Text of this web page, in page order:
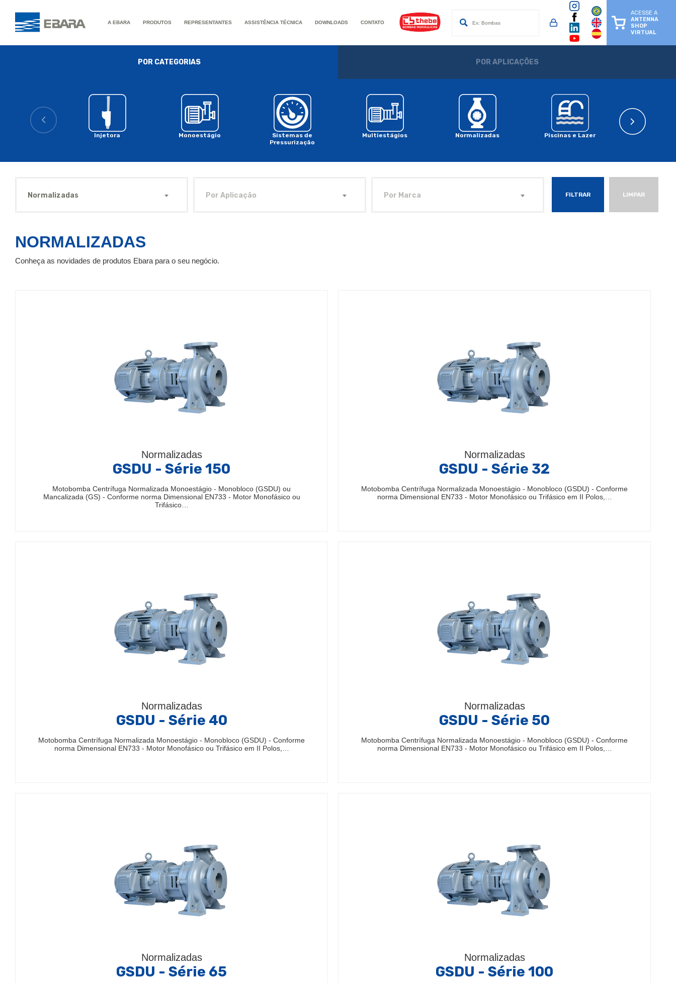
A EBARA PRODUTOS REPRESENTANTES ASSISTÊNCIA TÉCNICA DOWNLOADS CONTATO
ACESSE A
ANTENNA
SHOP
VIRTUAL
POR CATEGORIAS POR APLICAÇÕES
Injetora Monoestágio
Sistemas de
Pressurização
Multiestágios Normalizadas Piscinas e Lazer Sistema Solar
Normalizadas Por Aplicação Por Marca FILTRAR LIMPAR
NORMALIZADAS
Conheça as novidades de produtos Ebara para o seu negócio.
Normalizadas
GSDU - Série 150
Motobomba Centrífuga Normalizada Monoestágio - Monobloco (GSDU) ou
Mancalizada (GS) - Conforme norma Dimensional EN733 - Motor Monofásico ou
Trifásico…
Normalizadas
GSDU - Série 32
Motobomba Centrífuga Normalizada Monoestágio - Monobloco (GSDU) - Conforme
norma Dimensional EN733 - Motor Monofásico ou Trifásico em II Polos,…
Normalizadas
GSDU - Série 40
Motobomba Centrífuga Normalizada Monoestágio - Monobloco (GSDU) - Conforme
norma Dimensional EN733 - Motor Monofásico ou Trifásico em II Polos,…
Normalizadas
GSDU - Série 50
Motobomba Centrífuga Normalizada Monoestágio - Monobloco (GSDU) - Conforme
norma Dimensional EN733 - Motor Monofásico ou Trifásico em II Polos,…
Normalizadas
GSDU - Série 65
Normalizadas
GSDU - Série 100